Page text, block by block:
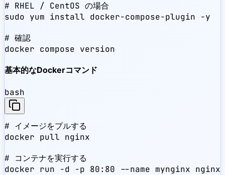
# RHEL / CentOS の場合
sudo yum install docker-compose-plugin -y
# 確認
docker compose version
基本的なDockerコマンド
bash
# イメージをプルする
docker pull nginx
# コンテナを実行する
docker run -d -p 80:80 --name mynginx nginx